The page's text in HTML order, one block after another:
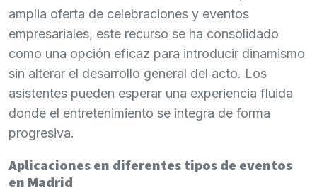
amplia oferta de celebraciones y eventos
empresariales, este recurso se ha consolidado
como una opción eficaz para introducir dinamismo
sin alterar el desarrollo general del acto. Los
asistentes pueden esperar una experiencia fluida
donde el entretenimiento se integra de forma
progresiva.
Aplicaciones en diferentes tipos de eventos
en Madrid